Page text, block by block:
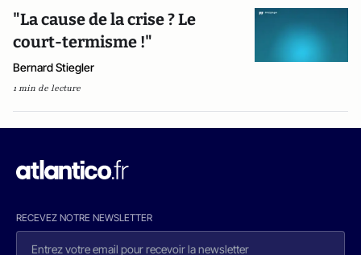
"La cause de la crise ? Le
court-termisme !"
Bernard Stiegler
1 min de lecture
RECEVEZ NOTRE NEWSLETTER